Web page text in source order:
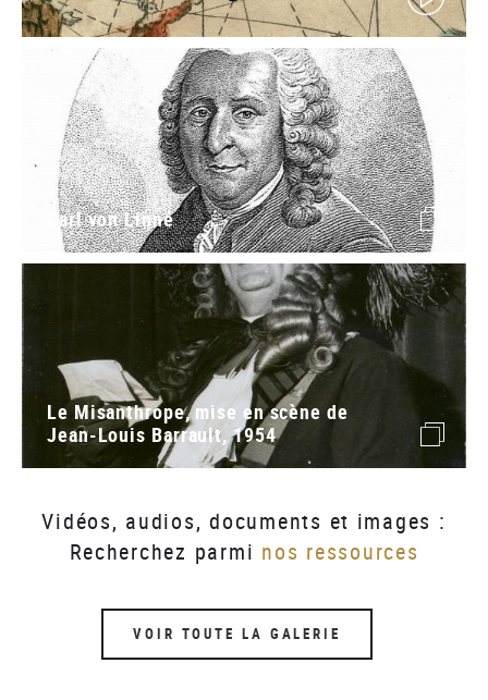
Carl von Linné image
Le Misanthrope, mise en scène de
Jean-Louis Barrault, 1954
image
Vidéos, audios, documents et images :
Recherchez parmi nos ressources
VOIR TOUTE LA GALERIE